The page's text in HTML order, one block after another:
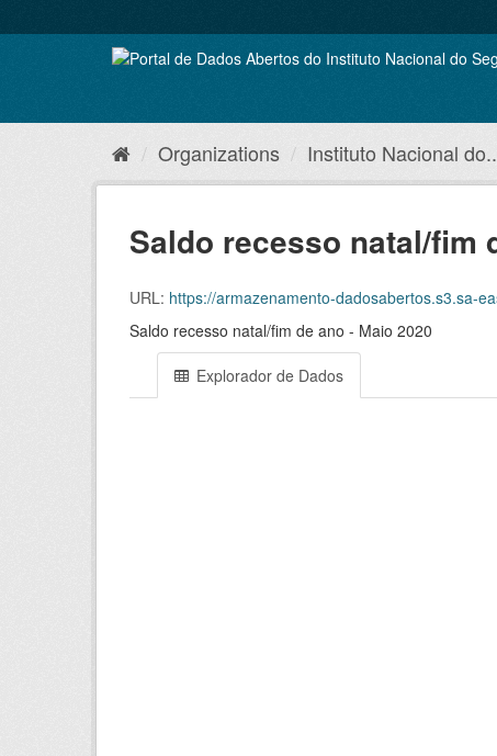
to
Organizations Instituto Nacional
Saldo recesso natal/fim
URL: https://armazenamento-dadosabertos.s3.sa-east-
Saldo recesso natal/fim de ano - Maio 2020
Explorador de Dados